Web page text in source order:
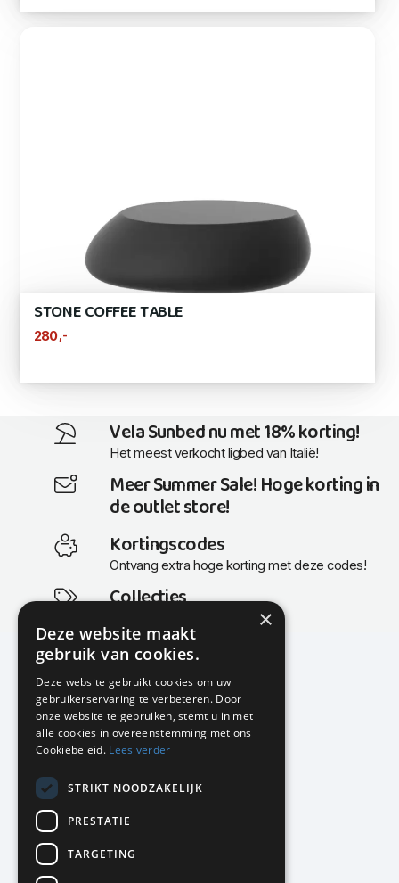
STONE COFFEE TABLE
280 ,-
Vela Sunbed nu met 18% korting!
Het meest verkocht ligbed van Italië!
Meer Summer Sale! Hoge korting in
de outlet store!
Kortingscodes
Ontvang extra hoge korting met deze codes!
Collecties
Actuele en populaire collecties
KMP Kantoormeubilair
Airport Business Park
Frankfurtstraat 29-31
1175 RH Lijnden
020-617 01 26
info@kmpkantoormeubilair.nl
Facebook
Instagram
×
Deze website maakt
gebruik van cookies.
Deze website gebruikt cookies om uw
gebruikerservaring te verbeteren. Door
onze website te gebruiken, stemt u in met
alle cookies in overeenstemming met ons
Cookiebeleid. Lees verder
STRIKT NOODZAKELIJK
PRESTATIE
TARGETING